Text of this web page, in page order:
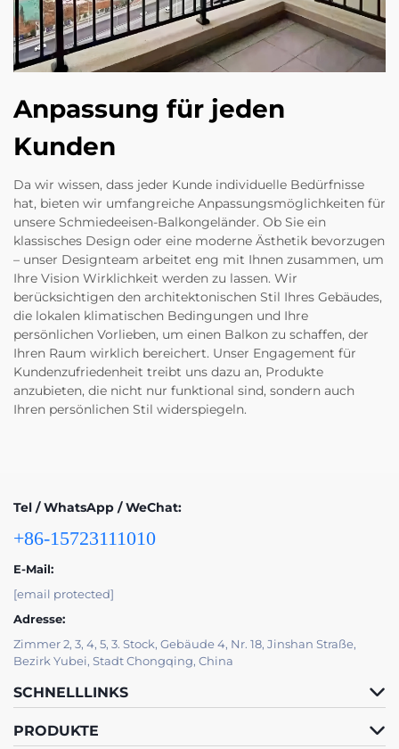
Anpassung für jeden
Kunden
Da wir wissen, dass jeder Kunde individuelle Bedürfnisse
hat, bieten wir umfangreiche Anpassungsmöglichkeiten für
unsere Schmiedeeisen-Balkongeländer. Ob Sie ein
klassisches Design oder eine moderne Ästhetik bevorzugen
– unser Designteam arbeitet eng mit Ihnen zusammen, um
Ihre Vision Wirklichkeit werden zu lassen. Wir
berücksichtigen den architektonischen Stil Ihres Gebäudes,
die lokalen klimatischen Bedingungen und Ihre
persönlichen Vorlieben, um einen Balkon zu schaffen, der
Ihren Raum wirklich bereichert. Unser Engagement für
Kundenzufriedenheit treibt uns dazu an, Produkte
anzubieten, die nicht nur funktional sind, sondern auch
Ihren persönlichen Stil widerspiegeln.
Tel / WhatsApp / WeChat:
+86-15723111010
E-Mail:
[email protected]
Adresse:
Zimmer 2, 3, 4, 5, 3. Stock, Gebäude 4, Nr. 18, Jinshan Straße,
Bezirk Yubei, Stadt Chongqing, China
SCHNELLLINKS
PRODUKTE